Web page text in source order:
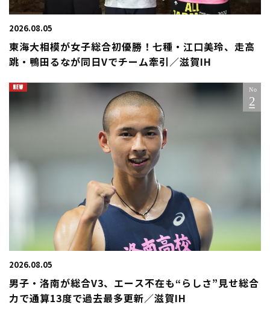
2026.08.05
東海大相模が女子総合初優勝！七種・江口美玲、走高
跳・鴨田るなが同日Vでチーム牽引／滋賀IH
2026.08.05
男子・洛南が総合V3、エース不在も“らしさ”見せ総合
力で通算13度で過去最多更新／滋賀IH